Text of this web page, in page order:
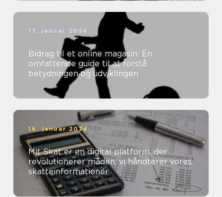
17. januar 2024
Bidrag til et online magasin: En
omfattende guide til at forstå
betydningen og udviklingen
16. januar 2024
Mit Skat er en digital platform, der
revolutionerer måden, vi håndterer vores
skatteinformationer